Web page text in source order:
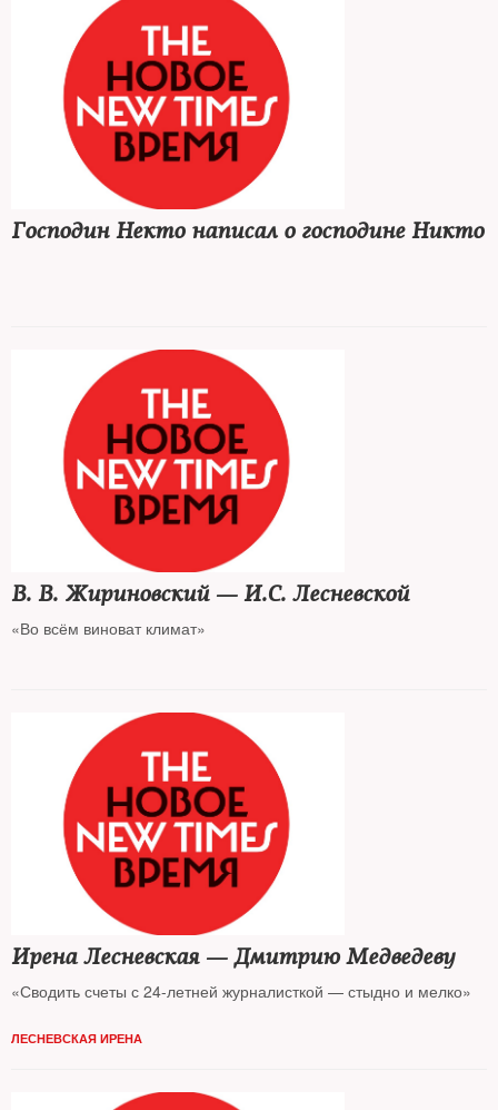
Господин Некто написал о господине Никто
В. В. Жириновский — И.С. Лесневской
«Во всём виноват климат»
Ирена Лесневская — Дмитрию Медведеву
«Сводить счеты с 24-летней журналисткой — стыдно и мелко»
ЛЕСНЕВСКАЯ ИРЕНА